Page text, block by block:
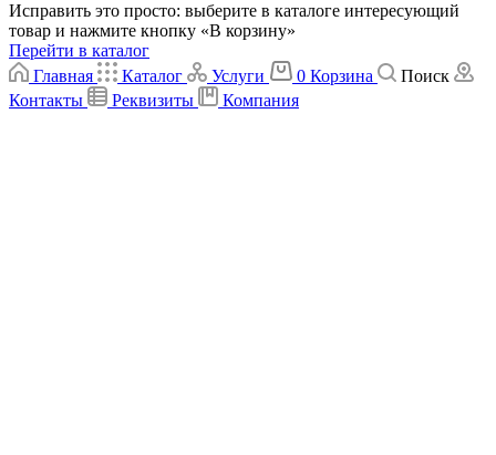
Исправить это просто: выберите в каталоге интересующий
товар и нажмите кнопку «В корзину»
Перейти в каталог
Главная
Каталог Услуги 0 Корзина
Поиск
Контакты
Реквизиты Компания